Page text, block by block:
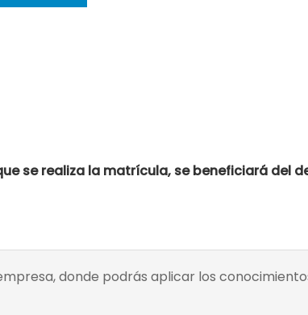
se realiza la matrícula, se beneficiará del
donde podrás aplicar los